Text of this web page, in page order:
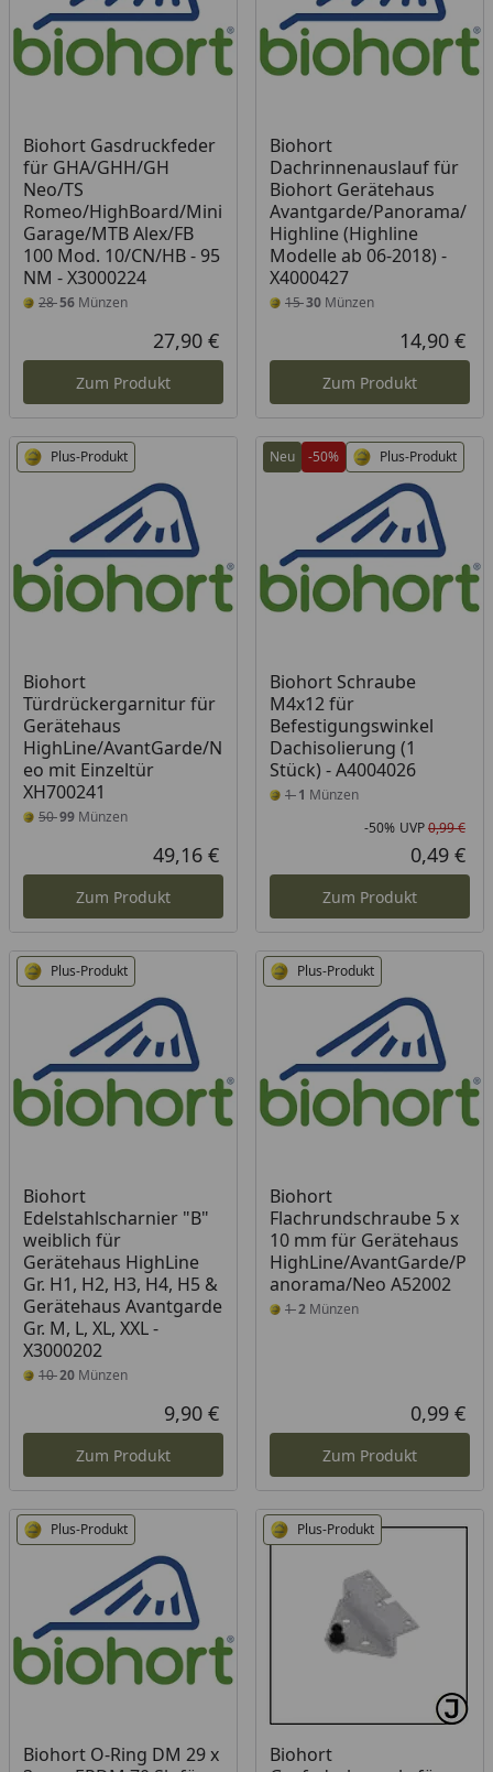
Biohort Gasdruckfeder
für GHA/GHH/GH
Neo/TS
Romeo/HighBoard/Mini
Garage/MTB Alex/FB
100 Mod. 10/CN/HB - 95
NM - X3000224
2856 Münzen
Aktueller Preis
27,90 €
Zum Produkt
Biohort
Dachrinnenauslauf für
Biohort Gerätehaus
Avantgarde/Panorama/
Highline (Highline
Modelle ab 06-2018) -
X4000427
1530Münzen
14,90 €
Zum Produkt
Plus-Produkt
Biohort
Türdrückergarnitur für
Gerätehaus
HighLine/AvantGarde/N
eo mit Einzeltür
XH700241
5099 Münzen
Aktueller Preis
49,16 €
Zum Produkt
Neu -50% Plus-Produkt
Biohort Schraube
M4x12 für
Befestigungswinkel
Dachisolierung (1
Stück) - A4004026
11 Münzen
-50% UVP0,99 €
0,49 €
Zum Produkt
Plus-Produkt
Biohort
Edelstahlscharnier "B"
weiblich für
Gerätehaus HighLine
Gr. H1, H2, H3, H4, H5 &
Gerätehaus Avantgarde
Gr. M, L, XL, XXL -
X3000202
1020 Münzen
Aktueller Preis
9,90 €
Zum Produkt
Plus-Produkt
Biohort
Flachrundschraube 5 x
10 mm für Gerätehaus
HighLine/AvantGarde/P
anorama/Neo A52002
12Münzen
0,99 €
Zum Produkt
Plus-Produkt
Biohort O-Ring DM 29 x
Plus-Produkt
Biohort